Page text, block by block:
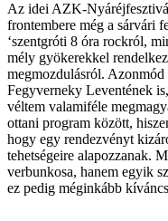
Az idei AZK-
frontembere még a sárvári
‘szentgróti 8 óra rockról,
mély gyökerekkel
megmozdulásról. Azonmód
Fegyverneky Leventének
véltem valamiféle
ottani program között,
hogy egy rendezvényt
tehetségeire alapozzanak.
verbunkosa, hanem egyik
ez pedig méginkább